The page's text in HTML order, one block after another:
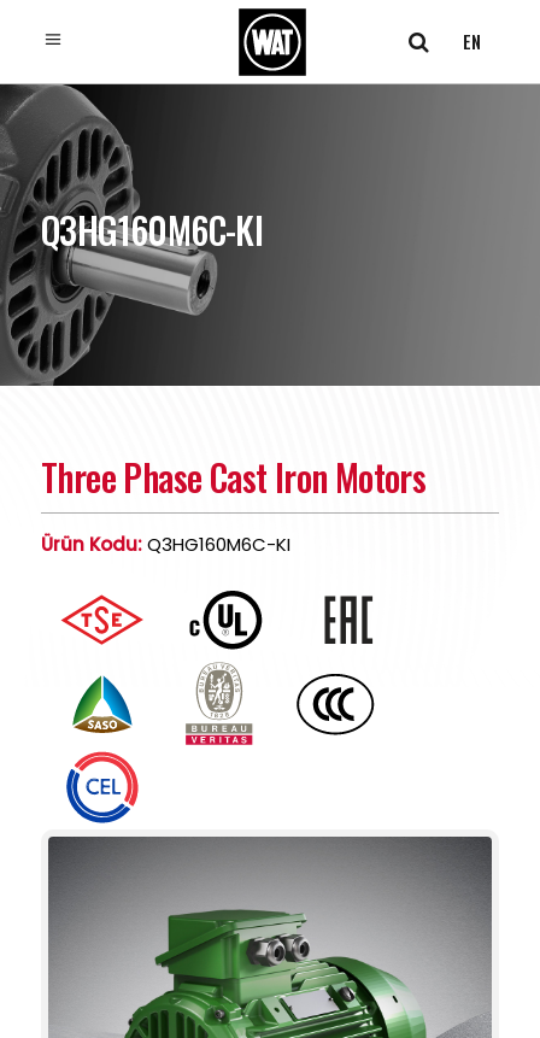
EN
Q3HG160M6C-KI
Three Phase Cast Iron Motors
Ürün Kodu:Q3HG160M6C-KI